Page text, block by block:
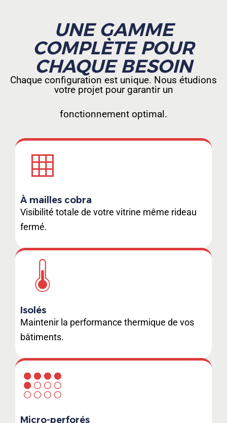
UNE GAMME
COMPLÈTE POUR
CHAQUE BESOIN
Chaque configuration est unique. Nous étudions
votre projet pour garantir un
fonctionnement optimal.
À mailles cobra
Visibilité totale de votre vitrine même rideau
fermé.
Isolés
Maintenir la performance thermique de vos
bâtiments.
Micro-perforés